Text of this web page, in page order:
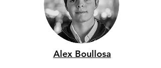
Alex Boullosa